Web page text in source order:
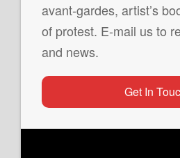
avant-gardes, artist’s
of protest. E-mail us to
and news.
Get In